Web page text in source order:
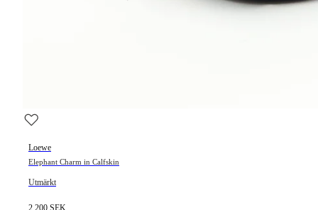
Loewe
Elephant Charm in Calfskin
Utmärkt
2 200 SEK